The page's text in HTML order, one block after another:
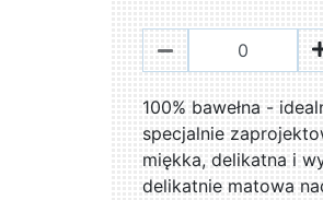
100% bawełna -
specjalnie
miękka, delikatna i
delikatnie matowa